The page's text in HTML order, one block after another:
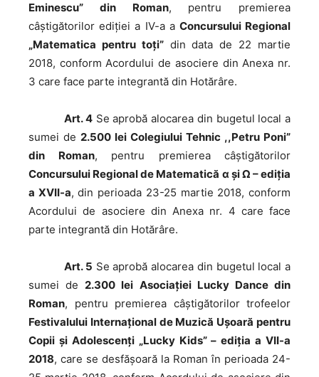
Eminescu” din Roman, pentru premierea
câștigătorilor ediției a IV-a a Concursului Regional
„Matematica pentru toți”din data de 22 martie
2018, conform Acordului de asociere din Anexa nr.
3 care face parte integrantă din Hotărâre.
Art. 4Se aprobă alocarea din bugetul local a
sumei de 2.500 lei Colegiului Tehnic ,,Petru Poni”
din Roman, pentru premierea câștigătorilor
Concursului Regional de Matematică α și Ω – ediția
a XVII-a, din perioada 23-25 martie 2018, conform
Acordului de asociere din Anexa nr. 4 care face
parte integrantă din Hotărâre.
Art. 5 Se aprobă alocarea din bugetul local a
sumei de2.300 lei Asociației Lucky Dance din
Roman, pentru premierea câștigătorilor trofeelor
Festivalului Internațional de Muzică Ușoară pentru
Copii și Adolescenți „Lucky Kids” – ediția a VII-a
2018, care se desfășoară la Roman în perioada 24-